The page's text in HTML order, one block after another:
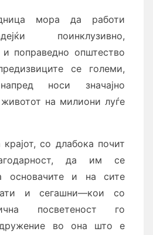
мора да работи
поинклузивно,
поправедно општество
се големи,
носи значајно
на милиони луѓе
со длабока почит
да им се
основачите и на сите
и сегашни—кои со
посветеност го
во она што е